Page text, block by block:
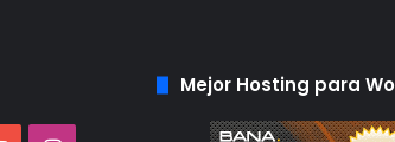
Mejor Hosting para